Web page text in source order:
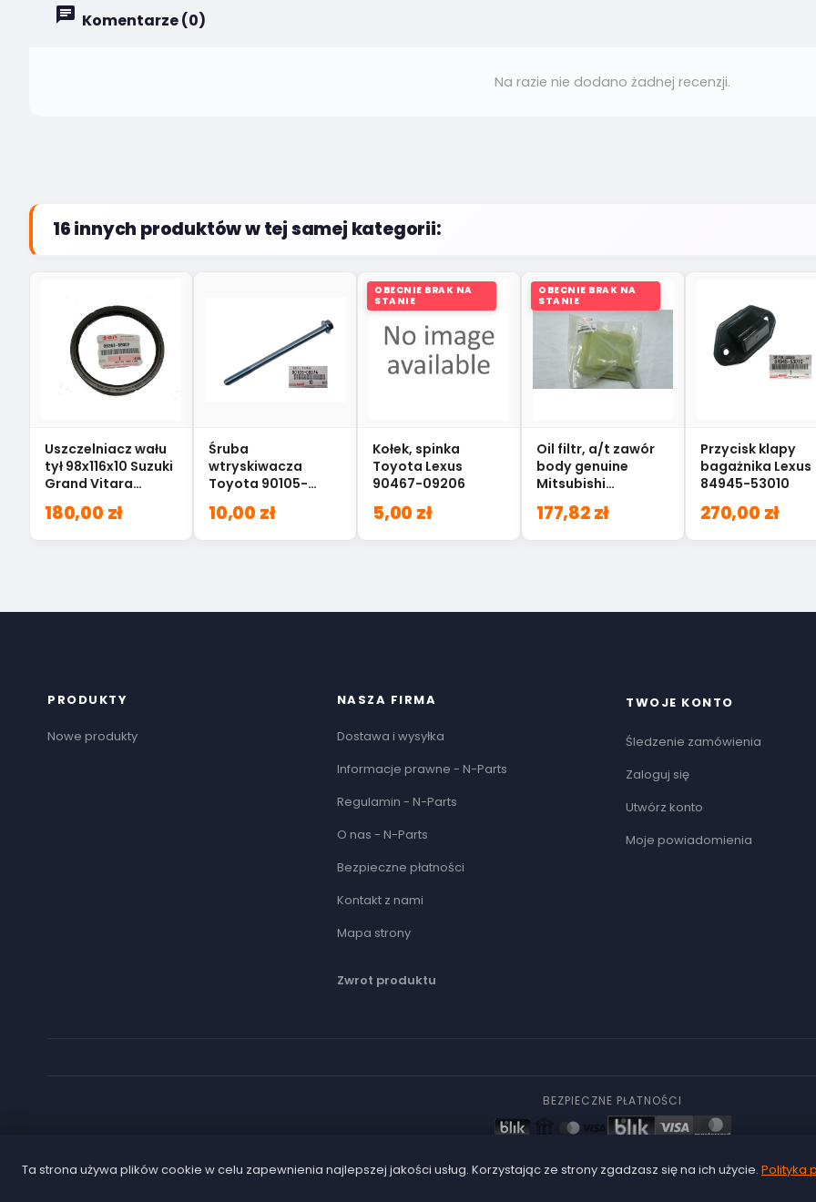
Komentarze (0)
Na razie nie dodano żadnej recenzji.
16 innych produktów w tej samej kategorii:
Uszczelniacz wału
tył 98x116x10 Suzuki
Grand Vitara
180,00 zł
Śruba
wtryskiwacza
Toyota 90105-
10,00 zł
OBECNIE BRAK NA
STANIE
Kołek, spinka
Toyota Lexus
90467-09206
5,00 zł
OBECNIE BRAK NA
STANIE
Oil filtr, a/t zawór
body genuine
Mitsubishi
2824A012
177,82 zł
Przycisk klapy
bagażnika Lexus
84945-53010
270,00 zł
PRODUKTY
Nowe produkty
NASZA FIRMA
Dostawa i wysyłka
Informacje prawne - N-Parts
Regulamin - N-Parts
O nas - N-Parts
Bezpieczne płatności
Kontakt z nami
Mapa strony
Zwrot produktu
TWOJE KONTO
Śledzenie zamówienia
Zaloguj się
Utwórz konto
Moje powiadomienia
BEZPIECZNE PŁATNOŚCI
Ta strona używa plików cookie w celu zapewnienia najlepszej jakości usług. Korzystając ze strony zgadzasz się na ich użycie. Polityka